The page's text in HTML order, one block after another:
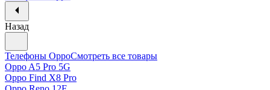
Назад
Телефоны OppoСмотреть все товары
Oppo A5 Pro 5G
Oppo Find X8 Pro